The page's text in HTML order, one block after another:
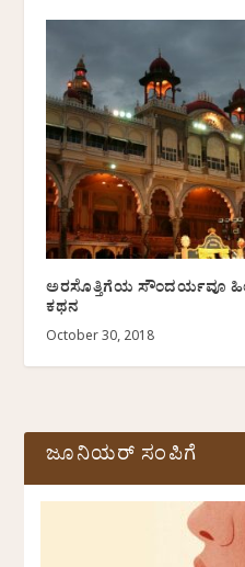
ಅರಸೊತ್ತಿಗೆಯ ಸೌಂದರ್ಯವೂ
ಕಥನ
October 30, 2018
ಜೂನಿಯರ್ ಸಂಪಿಗೆ